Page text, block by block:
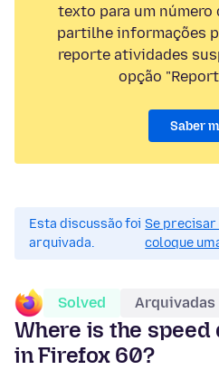
texto para um número
partilhe informações
reporte atividades
opção
Saber
Esta discussão foi
arquivada.
Se precisar
coloque
Solved Arquivadas
Where is the speed
in Firefox 60?